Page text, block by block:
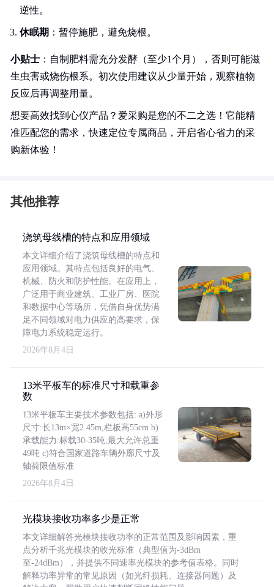
逆性。
休眠期 ：暂停施肥，避免烧根。
小贴士 ：自制肥料需充分发酵（至少1个月），否则可能滋
生虫害或烧伤根系。初次使用建议从少量开始，观察植物
反应后再调整用量。
想要高效找到心仪产品？爱采购是您的不二之选！它能精
准匹配您的需求，快速定位专属商品，开启省心省力的采
购新体验！
其他推荐
浇筑母线槽的特点和应用领域
本文详细介绍了浇筑母线槽的特点和
应用领域。其特点包括良好的电气、
机械、防火和防护性能。在应用上，
广泛用于商业建筑、工业厂房、医院
和数据中心等场所，凭借自身优势满
足不同领域对电力供应的高要求，保
障电力系统稳定运行。
2026年8月4日
13米平板车的标准尺寸和载重参
数
13米平板车主要技术参数包括: a)外形
尺寸:长13m×宽2.45m,栏板高55cm b)
承载能力:标载30-35吨,最大允许总重
49吨 c)符合国家道路车辆外廓尺寸及
轴荷限值标准
2026年8月4日
光模块接收功率多少是正常
本文详细解答光模块接收功率的正常范围及影响因素，重
点分析千兆光模块的收光标准（典型值为-3dBm
至-24dBm），并提供不同速率光模块的参考值表格。同时
解释功率异常的常见原因（如光纤损耗、连接器问题）及